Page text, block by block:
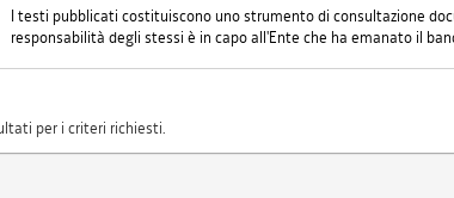
I testi pubblicati costituiscono uno strumento di consultazione
responsabilità degli stessi è in capo all'Ente che ha emanato il
per i criteri richiesti.